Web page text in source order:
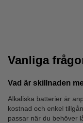
Batterilåda
Vanliga
Vad är skillnaden
Alkaliska batterier är
kostnad och enkel
passar när du behöver